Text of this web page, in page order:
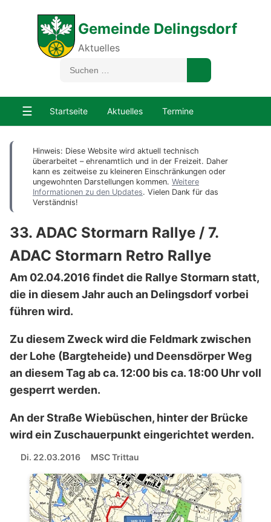
Gemeinde Delingsdorf
Aktuelles
☰ Startseite Aktuelles Termine
Hinweis: Diese Website wird aktuell technisch
überarbeitet – ehrenamtlich und in der Freizeit. Daher
kann es zeitweise zu kleineren Einschränkungen oder
ungewohnten Darstellungen kommen. Weitere
Informationen zu den Updates. Vielen Dank für das
Verständnis!
33. ADAC Stormarn Rallye / 7.
ADAC Stormarn Retro Rallye
Am 02.04.2016 findet die Rallye Stormarn statt,
die in diesem Jahr auch an Delingsdorf vorbei
führen wird.
Zu diesem Zweck wird die Feldmark zwischen
der Lohe (Bargteheide) und Deensdörper Weg
an diesem Tag ab ca. 12:00 bis ca. 18:00 Uhr voll
gesperrt werden.
An der Straße Wiebüschen, hinter der Brücke
wird ein Zuschauerpunkt eingerichtet werden.
Di. 22.03.2016 MSC Trittau